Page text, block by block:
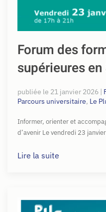
Forum des
supérieures
publiée le 21 janvier 2026 |
Parcours universitaire, Le
Informer, orienter et
d’avenir Le vendredi 23
Lire la suite